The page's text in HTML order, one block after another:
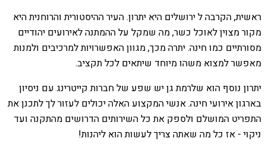
ראשית, הקרבה ל ירושלים היא יתרון. העיר ההיסטורית והרוחנית היא
מקור מצוין לאוכל כשר, מה שמקל על ההמתנה לאירועים יהודיים
מסורתיים כמו חינה. יתרה מכך, מגוון האפשרויות למרכיבים ולמנות
מאפשר למצוא משהו מיוחד שיתאים לכל תקציב.
יתרון נוסף הוא שלרמת גן יש שפע של חברות קייטרינג עם ניסיון
בארגון אירועי חינה. אנשי המקצוע האלה יכולים לעזור לך לתכנן את
התפריט המושלם ולספק את כל השירותים הדרושים מהתקנה ועד
ניקוי - אז כל מה שאתה צריך לעשות הוא ליהנות!